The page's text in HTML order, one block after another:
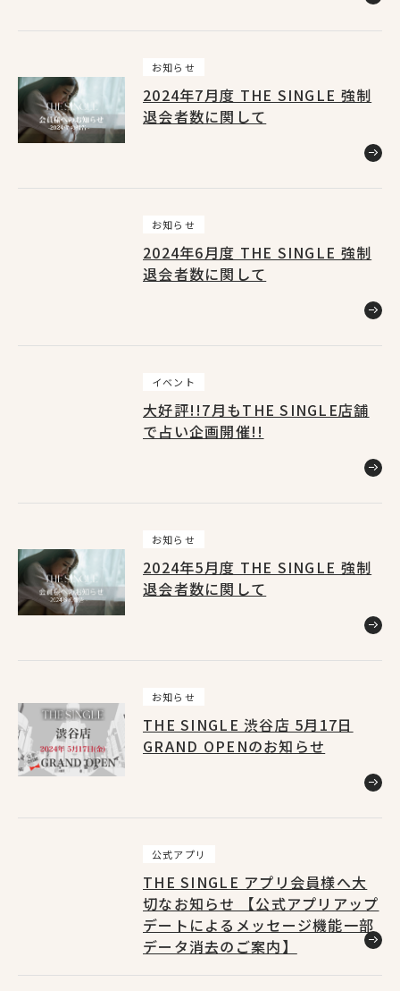
NewsListニュース
渋谷店 2
銀座コリドー街店 1
お知らせ
2024年7月度 THE SINGLE 強制
退会者数に関して
お知らせ
2024年6月度 THE SINGLE 強制
退会者数に関して
イベント
大好評!!7月もTHE SINGLE店舗
で占い企画開催!!
お知らせ
2024年5月度 THE SINGLE 強制
退会者数に関して
お知らせ
THE SINGLE 渋谷店 5月17日
GRAND OPENのお知らせ
公式アプリ
THE SINGLE アプリ会員様へ大
切なお知らせ 【公式アプリアップ
デートによるメッセージ機能一部
データ消去のご案内】